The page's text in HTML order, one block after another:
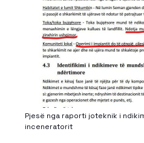
Pjesë nga raporti joteknik i
inceneratorit